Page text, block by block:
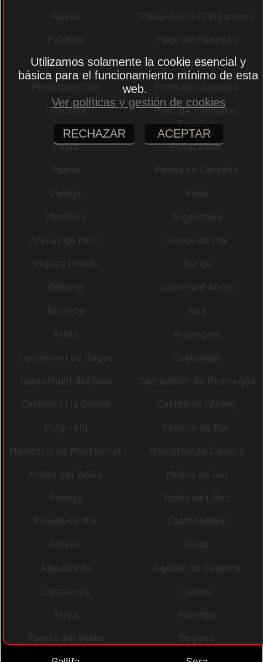
Navas
Palau-solità i Plegamans
Palafolls
Pacs del Penedès
Rellinars
Rajadell
Premià de Dalt
Prats de Lluçanès
Pontons
Pont de Vilomara i
Rocafort
Pujalt
Puigdàlber
Papiol
Palma de Cervelló
Pallejà
Moià
Mediona
Argentona
Arenys de Munt
Arenys de Mar
Bigues i Riells
Berga
Bellprat
Cabrera d´Anoia
Borredà
Avià
Artés
Argençola
Castellnou de Bages
Castellgalí
Castellfullit del Boix
Castellfollit de Riubregós
Castellet i la Gornal
Castell de l´Areny
Puig-reig
Premià de Mar
Monistrol de Montserrat
Monistrol de Calders
Mollet del Vallès
Molins de Rei
Polinyà
Pobla de Lillet
Pineda de Mar
Castellbisbal
Alpens
Alella
Aiguafreda
Aguilar de Segarra
Casserres
Carme
Piera
Perafita
Parets del Vallès
Begues
Utilizamos solamente la cookie esencial y
básica para el funcionamiento mínimo de esta
web.
Ver políticas y gestión de cookies
RECHAZAR ACEPTAR